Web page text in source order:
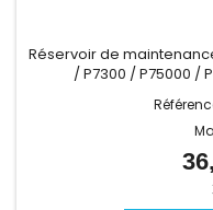
Réservoir de
/ P7300 / P75000 /